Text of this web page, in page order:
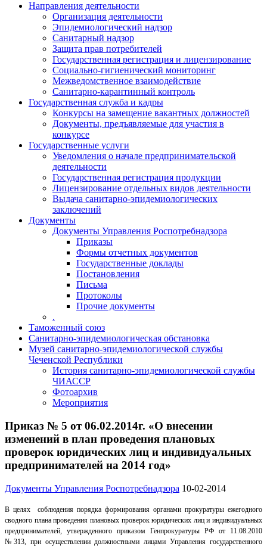
Направления деятельности
Организация деятельности
Эпидемиологический надзор
Санитарный надзор
Защита прав потребителей
Государственная регистрация и лицензирование
Социально-гигиенический мониторинг
Межведомственное взаимодействие
Санитарно-карантинный контроль
Государственная служба и кадры
Конкурсы на замещение вакантных должностей
Документы, предъявляемые для участия в
конкурсе
Государственные услуги
Уведомления о начале предпринимательской
деятельности
Государственная регистрация продукции
Лицензирование отдельных видов деятельности
Выдача санитарно-эпидемиологических
заключений
Документы
Документы Управления Роспотребнадзора
Приказы
Формы отчетных документов
Государственные доклады
Постановления
Письма
Протоколы
Прочие документы
.
Таможенный союз
Санитарно-эпидемиологическая обстановка
Музей санитарно-эпидемиологической службы
Чеченской Республики
История санитарно-эпидемиологической службы
ЧИАССР
Фотоархив
Мероприятия
Приказ № 5 от 06.02.2014г. «О внесении
изменений в план проведения плановых
проверок юридических лиц и индивидуальных
предпринимателей на 2014 год»
Документы Управления Роспотребнадзора 10-02-2014
В целях соблюдения порядка формирования органами прокуратуры ежегодного
сводного плана проведения плановых проверок юридических лиц и индивидуальных
предпринимателей, утвержденного приказом Генпрокуратуры РФ от 11.08.2010
№313, при осуществлении должностными лицами Управления государственного